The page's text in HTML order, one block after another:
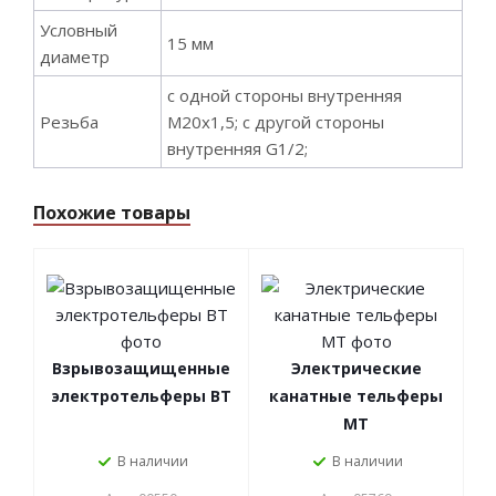
Условный
диаметр
15 мм
Резьба
с одной стороны внутренняя
М20х1,5; с другой стороны
внутренняя G1/2;
Похожие товары
Взрывозащищенные
электротельферы ВТ
В наличии
Электрические
канатные тельферы
МТ
В наличии